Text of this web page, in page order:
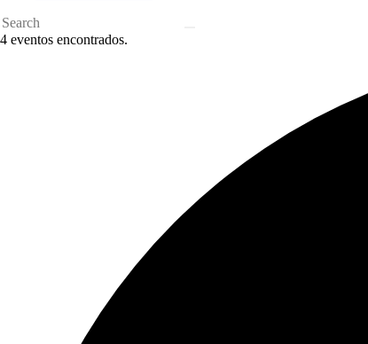
4 eventos encontrados.